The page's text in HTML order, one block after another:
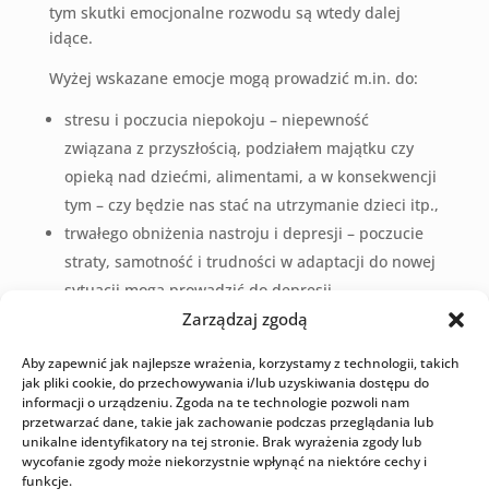
Zarządzaj zgodą
Aby zapewnić jak najlepsze wrażenia, korzystamy z technologii, takich
jak pliki cookie, do przechowywania i/lub uzyskiwania dostępu do
informacji o urządzeniu. Zgoda na te technologie pozwoli nam
przetwarzać dane, takie jak zachowanie podczas przeglądania lub
unikalne identyfikatory na tej stronie. Brak wyrażenia zgody lub
wycofanie zgody może niekorzystnie wpłynąć na niektóre cechy i
funkcje.
tym skutki emocjonalne rozwodu są wtedy dalej
idące.
Wyżej wskazane emocje mogą prowadzić m.in. do:
stresu i poczucia niepokoju – niepewność
związana z przyszłością, podziałem majątku czy
opieką nad dziećmi, alimentami, a w konsekwencji
tym – czy będzie nas stać na utrzymanie dzieci itp.,
trwałego obniżenia nastroju i depresji – poczucie
straty, samotność i trudności w adaptacji do nowej
sytuacji mogą prowadzić do depresji,
zaburzeń snu i apetytu – stres i emocje negatywnie
problemów zdrowotnych,
problemów z koncentracją – silne emocje
utrudniają skupienie się na codziennych
obowiązkach, pojawiają się problemy z
poprawnym wykonywaniem zadań w pracy itp.